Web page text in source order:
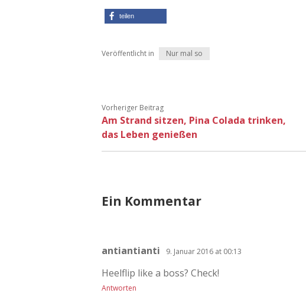
teilen
Veröffentlicht in Nur mal so
Vorheriger Beitrag
Am Strand sitzen, Pina Colada trinken,
das Leben genießen
Ein Kommentar
antiantianti 9. Januar 2016 at 00:13
Heelflip like a boss? Check!
Antworten